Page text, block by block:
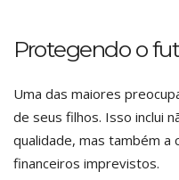
Protegendo o
Uma das maiores
de seus filhos. Isso inclui
qualidade, mas também a
financeiros imprevistos.